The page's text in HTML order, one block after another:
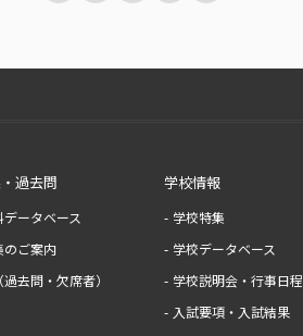
過去問
ータベース
ご案内
去問・欠席者）
学校情報
学校特集
学校データベース
学校説明会・行事日程
入試要項・入試結果